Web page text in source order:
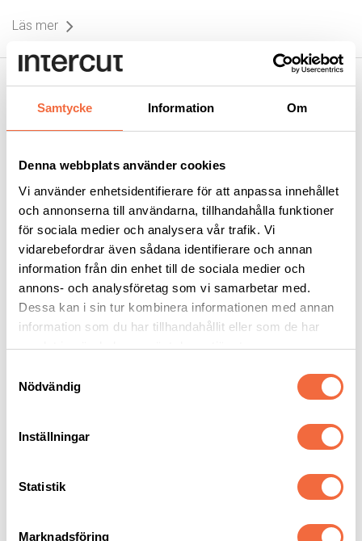
Samtycke Information Om
Denna webbplats använder cookies
Vi använder enhetsidentifierare för att anpassa innehållet
och annonserna till användarna, tillhandahålla funktioner
för sociala medier och analysera vår trafik. Vi
vidarebefordrar även sådana identifierare och annan
information från din enhet till de sociala medier och
annons- och analysföretag som vi samarbetar med.
Dessa kan i sin tur kombinera informationen med annan
information som du har tillhandahållit eller som de har
samlat in när du har använt deras tjänster.
Nödvändig
Inställningar
Statistik
Marknadsföring
Läs mer
Med erfarenhet som räcker
långt – möt Thomas
Håkansson på Intercuts
kapavdelning
Med över 40 års erfarenhet inom kapning vet Thomas
är han teknisk säljare på Intercuts kapavdelning – en roll där
han kombinerar sin tekniska kunskap med viljan att hjälpa
haft ett stort intresse för kapmaskiner…